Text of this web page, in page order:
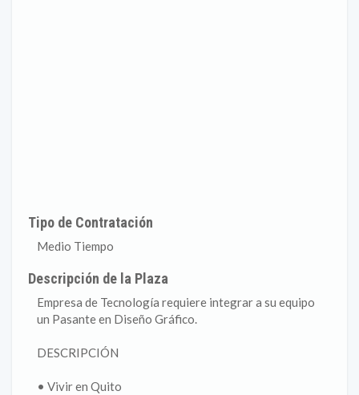
Tipo de Contratación
Medio Tiempo
Descripción de la Plaza
Empresa de Tecnología requiere integrar a su equipo
un Pasante en Diseño Gráfico.
DESCRIPCIÓN
• Vivir en Quito